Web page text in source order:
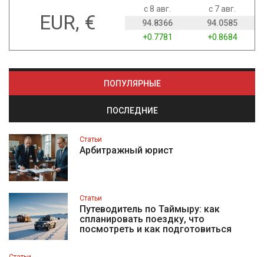
EUR, €
с 8 авг.
с 7 авг.
94.8366
94.0585
+0.7781
+0.8684
ПОПУЛЯРНЫЕ
ПОСЛЕДНИЕ
Статьи
Арбитражный юрист
Статьи
Путеводитель по Таймыру: как
спланировать поездку, что
посмотреть и как подготовиться